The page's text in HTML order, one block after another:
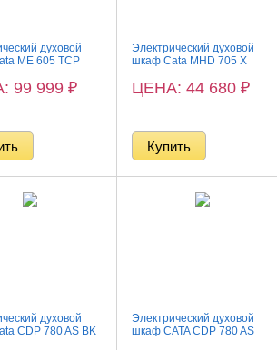
духовой
ME 605 TCP
99 999₽
Электрический духовой
шкаф Cata MHD 705 X
ЦЕНА: 44 680 ₽
духовой
CDP 780 AS BK
Электрический духовой
шкаф CATA CDP 780 AS